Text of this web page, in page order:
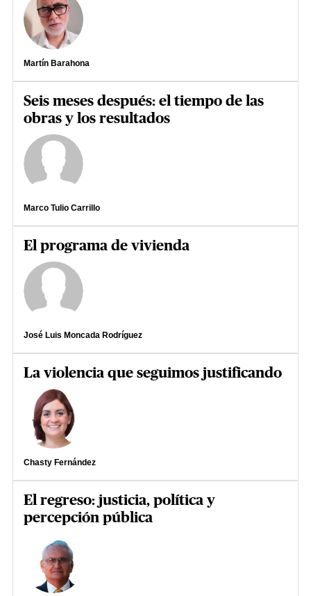
Martín Barahona
Seis meses después: el tiempo de las
obras y los resultados
Marco Tulio Carrillo
El programa de vivienda
José Luis Moncada Rodríguez
La violencia que seguimos justificando
Chasty Fernández
El regreso: justicia, política y
percepción pública